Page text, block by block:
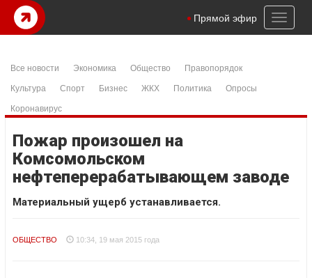
Toggle
Прямой эфир
Все новости Экономика Общество
Правопорядок
Культура
Спорт Бизнес ЖКХ Политика
Опросы
Коронавирус
Пожар произошел на
Комсомольском
нефтеперерабатывающем заводе
Материальный ущерб устанавливается.
ОБЩЕСТВО 10:34, 19 мая 2015 года